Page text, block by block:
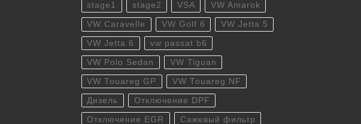
stage1 stage2 VSA VW Amarok
VW Caravelle VW Golf 6 VW Jetta 5
VW Jetta 6 vw passat b6
VW Polo Sedan VW Tiguan
VW Touareg GP VW Touareg NF
Дизель Отключение DPF
Отключение EGR Сажевый фильтр